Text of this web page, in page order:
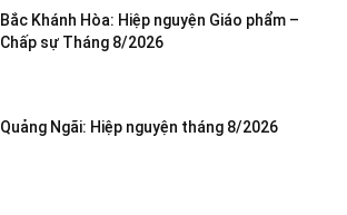
Bắc Khánh Hòa: Hiệp nguyện Giáo phẩm –
Chấp sự Tháng 8/2026
Quảng Ngãi: Hiệp nguyện tháng 8/2026